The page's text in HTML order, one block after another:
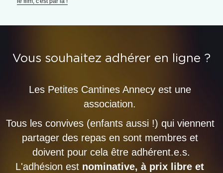
Vous souhaitez adhérer en ligne ?
Les Petites Cantines Annecy est une
association.
Tous les convives (enfants aussi !) qui viennent
partager des repas en sont membres et
doivent pour cela être adhérent.e.s.
L'adhésion est nominative, à prix libre et